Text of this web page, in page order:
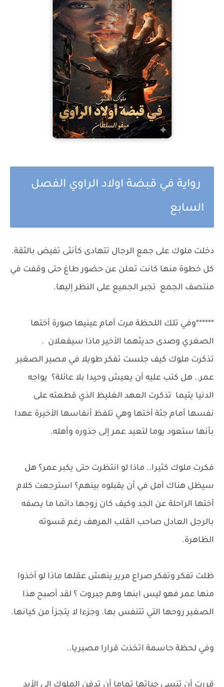
رواية في قبضة اولاد الراوي الفصل
السابع
دخلت ملوك على جمع الرجال تتهادى كأنثى تفيض بالثقة.
كل خطوة منها كانت تعلن عن حضور طاغ حتى وقفت في
منتصف الجمع تجبر الجميع على النظر إليها.
******وفي تلك اللحظة مرت أمام عينيها صورة أختها
الصغري وصدى حديثهما الأخير ماذا سيفعلان .
تذكرت ملوك كيف جلست تفكر طويلا في مصير الصغير
عمر.. هل كتب عليه أن يعيش وحيدا بلا عائلة؟ يواجه
الدنيا يتيما تذكرت العهد الغليظ الذي قطعته على
نفسها أمام جثة أختها وهي تلفظ أنفاسها الأخيرة عهدا
بأنها ستعود يوما لتعيد عمر إلى جذوره وأهله.
فكرت ملوك كثيرا.. ماذا لو انتظرت حتى يكبر عمر؟ هل
سيظل هناك أمل في أن يقبلوه بينهم؟ استرجعت كلام
أختها الراحلة عن الجد وكيف كان زوجها دائما ما يصفه
بالرجل العادل صاحب القلب المرهف رغم قسوته
الظاهرة.
ظلت تفكر وتفكر صراع مرير ينهش عقلها ماذا لو أخذوا
منها عمر فهو ليس ابنها وهم جبروت ؟ لقد أصبح هذا
الصغير روحها التي تتنفس بها. وجزءا لا يتجزأ من كيانها.
وفي لحظة حاسمة اتخذت قرارا مصيريا..
قررت أن تنسى حياتها تماما أن تدفن الملوك إلى الأبد